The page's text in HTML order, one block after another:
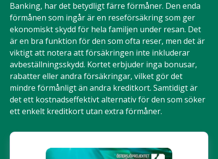
Banking, har det betydligt färre förmåner. Den enda
förmånen som ingår är en reseförsäkring som ger
ekonomiskt skydd för hela familjen under resan. Det
är en bra funktion för den som ofta reser, men det är
viktigt att notera att försäkringen inte inkluderar
avbeställningsskydd. Kortet erbjuder inga bonusar,
rabatter eller andra försäkringar, vilket gör det
mindre förmånligt än andra kreditkort. Samtidigt är
det ett kostnadseffektivt alternativ för den som söker
ett enkelt kreditkort utan extra förmåner.